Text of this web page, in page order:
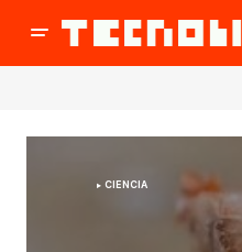
CIENCIA